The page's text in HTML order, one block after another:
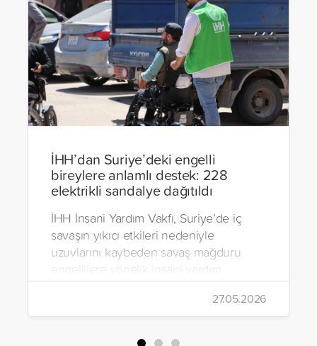
İHH’dan Suriye’deki engelli
bireylere anlamlı destek: 228
elektrikli sandalye dağıtıldı
İHH İnsani Yardım Vakfı, Suriye’de iç
savaşın yıkıcı etkileri nedeniyle
uzuvlarını kaybeden savaş mağduru
engellilere yönelik insani yardım
çalışmalarını aralıksız sürdürüyor. Vakıf,
yürütülen son projeyle Suriye’nin Şam,
Halep, Hama, Humus ve İdlib
bölgelerinde zor şartlarda yaşayan
27.05.2026